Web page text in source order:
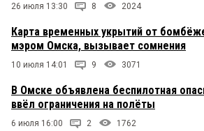
26 июля 13:30 8 2024
Карта временных укрытий от
мэром Омска, вызывает сомнения
10 июля 14:01 9 3071
В Омске объявлена беспилотная
ввёл ограничения на полёты
6 июля 16:00 2 1762